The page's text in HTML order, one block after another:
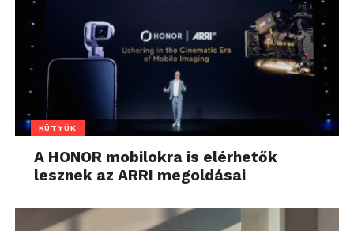
KÜTYÜK
A HONOR mobilokra is elérhetők
lesznek az ARRI megoldásai